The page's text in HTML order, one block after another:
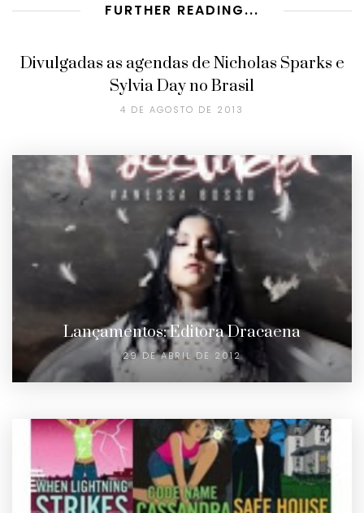
FURTHER READING...
Divulgadas as agendas de Nicholas Sparks e
Sylvia Day no Brasil
4 DE AGOSTO DE 2013
Lançamentos: Editora Dracaena
29 DE ABRIL DE 2012